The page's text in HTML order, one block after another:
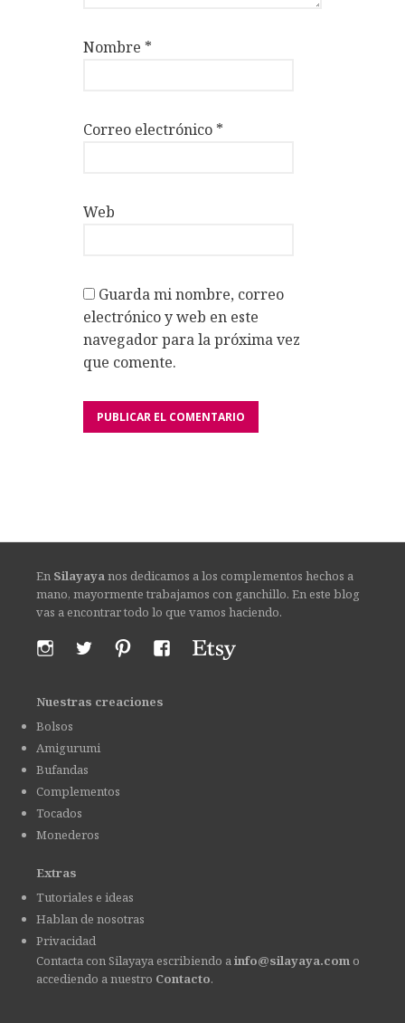
Nombre *
Correo electrónico *
Web
Guarda mi nombre, correo
electrónico y web en este
navegador para la próxima vez
que comente.
En Silayayanos dedicamos a los complementos hechos a
mano, mayormente trabajamos con ganchillo. En este blog
vas a encontrar todo lo que vamos haciendo.
Nuestras creaciones
Bolsos
Amigurumi
Bufandas
Complementos
Tocados
Monederos
Extras
Tutoriales e ideas
Hablan de nosotras
Privacidad
Contacta con Silayaya escribiendo ainfo@silayaya.com o
accediendo a nuestro Contacto.